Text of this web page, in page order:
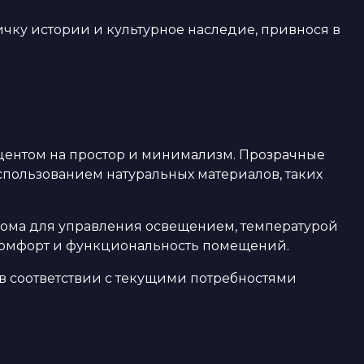
истории и культурное наследие, привнося в
на простор и минимализм. Прозрачные
натуральных материалов, таких
для управления освещением, температурой
и функциональность помещений.
с текущими потребностями